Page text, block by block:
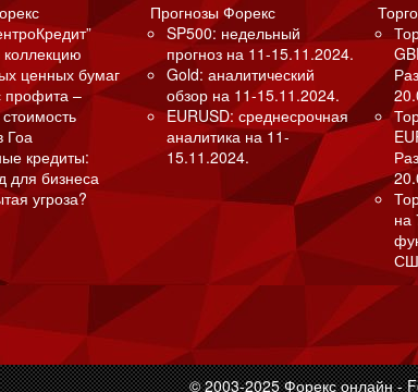
ценных бумаг
профита –
Гоа
кредиты:
для бизнеса
угроза?
Прогнозы Форекс
SP500: недельный
прогноз на 11-15.11.2024.
Gold: аналитический
обзор на 11-15.11.2024.
EURUSD: среднесрочная
аналитика на 11-
15.11.2024.
на
© 2003-2025 Форекс онлайн -